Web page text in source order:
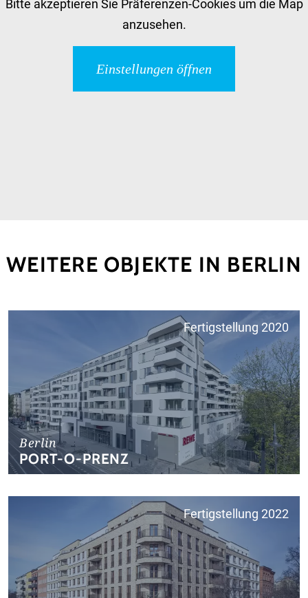
Bitte akzeptieren Sie Präferenzen-Cookies um die Map
anzusehen.
Einstellungen öffnen
WEITERE OBJEKTE IN BERLIN
Berlin
PORT-O-PRENZ
Fertigstellung 2020
Fertigstellung 2022